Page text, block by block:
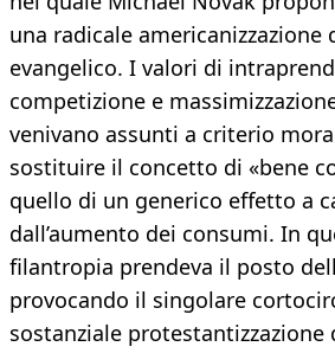
una radicale americanizzazione
evangelico. I valori di
competizione e
venivano assunti a criterio
sostituire il concetto di «bene
quello di un generico effetto a
dall’aumento dei consumi. In
filantropia prendeva il posto
provocando il singolare
sostanziale